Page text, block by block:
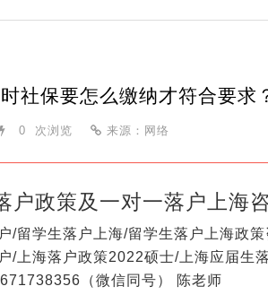
社保要怎么缴纳才符合要求
0 次浏览 来源：网络
户政策及一对一落户上海
/留学生落户上海/留学生落户上海政策
/上海落户政策2022硕士/上海应届生
（微信同号） 陈老师